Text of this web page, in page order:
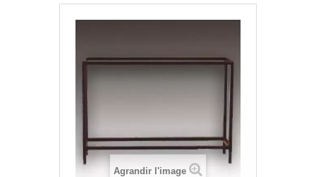
Agrandir l'image